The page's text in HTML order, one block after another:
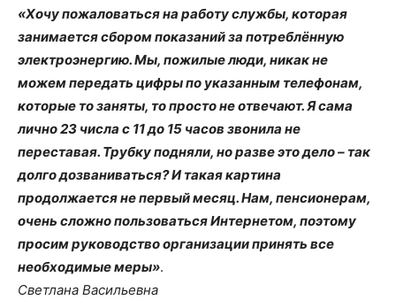
«Хочу пожаловаться на работу службы, которая
занимается сбором показаний за потреблённую
электроэнергию. Мы, пожилые люди, никак не
можем передать цифры по указанным телефонам,
которые то заняты, то просто не отвечают. Я сама
лично 23 числа с 11 до 15 часов звонила не
переставая. Трубку подняли, но разве это дело – так
долго дозваниваться? И такая картина
продолжается не первый месяц. Нам, пенсионерам,
очень сложно пользоваться Интернетом, поэтому
просим руководство организации принять все
необходимые меры».
Светлана Васильевна